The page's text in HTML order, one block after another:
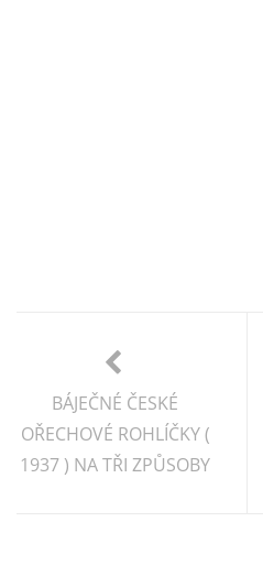
BÁJEČNÉ ČESKÉ
OŘECHOVÉ ROHLÍČKY (
1937 ) NA TŘI ZPŮSOBY